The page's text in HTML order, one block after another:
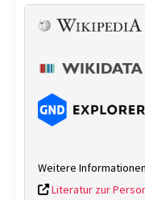
Weitere Informationen
Literatur zur